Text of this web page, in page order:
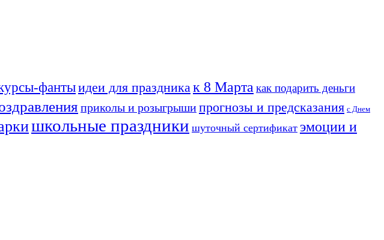
фантыидеи для праздникак 8 Мартакак подарить деньги
приколы и розыгрышипрогнозы и предсказания с Днем
школьные праздники шуточный сертификат эмоции и